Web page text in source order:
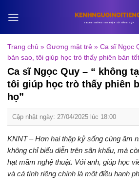
Trang chủ » Gương mặt trẻ » Ca sĩ Ngọc
bản sao, tôi giúp học trò thấy phiên bản
Ca sĩ Ngọc Quy – “ không
tôi giúp học trò thấy phiên
họ”
Cập nhật ngày: 27/04/2025 lúc 18:00
KNNT – Hơn hai thập kỷ sống cùng âm
không chỉ biểu diễn trên sân khấu, mà
hạt mầm nghệ thuật. Với anh, giúp học
và cá tính riêng chính là một điều hạnh